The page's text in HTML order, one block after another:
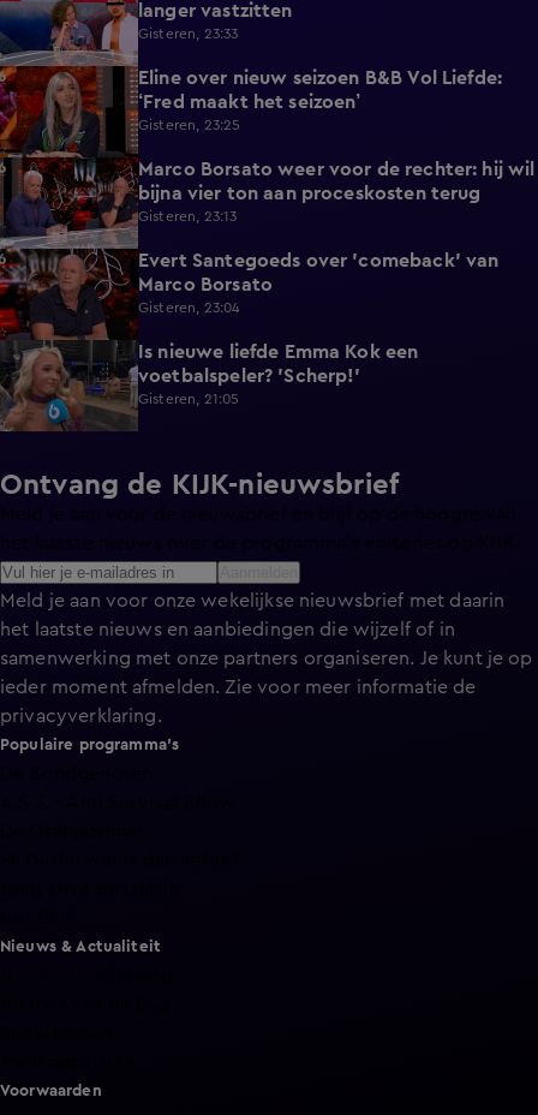
langer vastzitten
Gisteren, 23:33
3:33
Eline over nieuw seizoen B&B Vol Liefde:
‘Fred maakt het seizoen’
Gisteren, 23:25
3:32
Marco Borsato weer voor de rechter: hij wil
bijna vier ton aan proceskosten terug
Gisteren, 23:13
8:57
Evert Santegoeds over 'comeback' van
Marco Borsato
Gisteren, 23:04
0:38
Is nieuwe liefde Emma Kok een
voetbalspeler? 'Scherp!'
Gisteren, 21:05
Ontvang de KIJK-nieuwsbrief
Meld je aan voor de nieuwsbrief en blijf op de hoogte van
Meld je aan voor onze wekelijkse nieuwsbrief met daarin
het laatste nieuws en aanbiedingen die wijzelf of in
samenwerking met onze partners organiseren. Je kunt je op
ieder moment afmelden. Zie voor meer informatie de
privacyverklaring.
Populaire programma's
Nieuws & Actualiteit
Voorwaarden